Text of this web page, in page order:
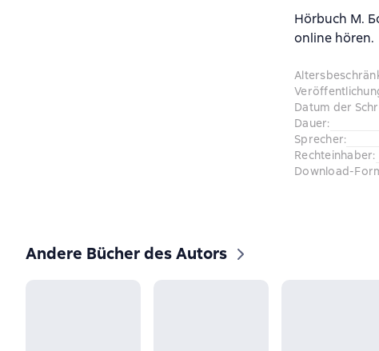
Hörbuch М.
online hören.
Datum der
Dauer:
Sprecher:
Rechteinhaber:
Download-
Andere Bücher des Autors